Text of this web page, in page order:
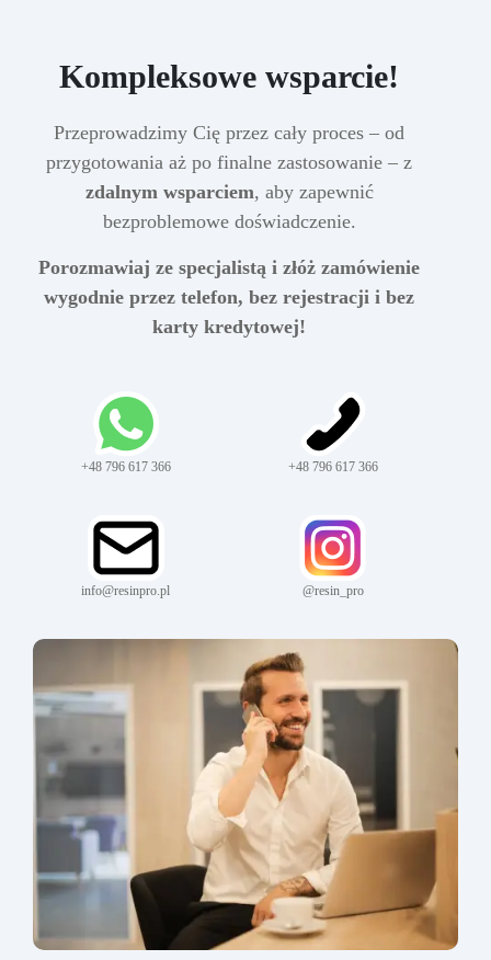
Kompleksowe wsparcie!
Przeprowadzimy Cię przez cały proces – od
przygotowania aż po finalne zastosowanie – z
zdalnym wsparciem, aby zapewnić
bezproblemowe doświadczenie.
Porozmawiaj ze specjalistą i złóż zamówienie
wygodnie przez telefon, bez rejestracji i bez
karty kredytowej!
+48 796 617 366 +48 796 617 366
info@resinpro.pl @resin_pro